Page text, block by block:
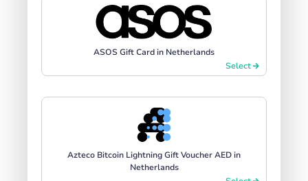
ASOS Gift Card in Netherlands
Select
Azteco Bitcoin Lightning Gift Voucher AED in
Netherlands